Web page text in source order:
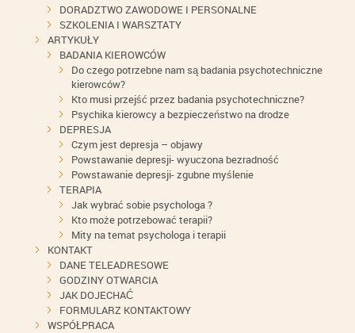
DORADZTWO ZAWODOWE I PERSONALNE
SZKOLENIA I WARSZTATY
ARTYKUŁY
BADANIA KIEROWCÓW
Do czego potrzebne nam są badania psychotechniczne
kierowców?
Kto musi przejść przez badania psychotechniczne?
Psychika kierowcy a bezpieczeństwo na drodze
DEPRESJA
Czym jest depresja – objawy
Powstawanie depresji- wyuczona bezradność
Powstawanie depresji- zgubne myślenie
TERAPIA
Jak wybrać sobie psychologa ?
Kto może potrzebować terapii?
Mity na temat psychologa i terapii
KONTAKT
DANE TELEADRESOWE
GODZINY OTWARCIA
JAK DOJECHAĆ
FORMULARZ KONTAKTOWY
WSPÓŁPRACA